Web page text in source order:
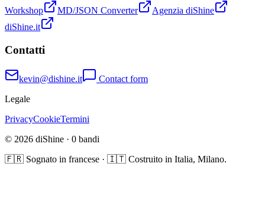
Workshop
MD/JSON Converter
Agenzia diShine
diShine.it
Contatti
kevin@dishine.it
Contact form
Legale
PrivacyCookieTermini
© 2026 diShine · 0 bandi
🇫🇷 Sognato in francese · 🇮🇹 Costruito in Italia, Milano.